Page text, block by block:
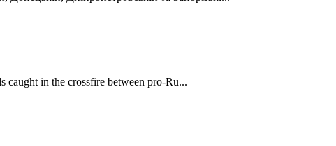
caught in the crossfire between pro-Ru...